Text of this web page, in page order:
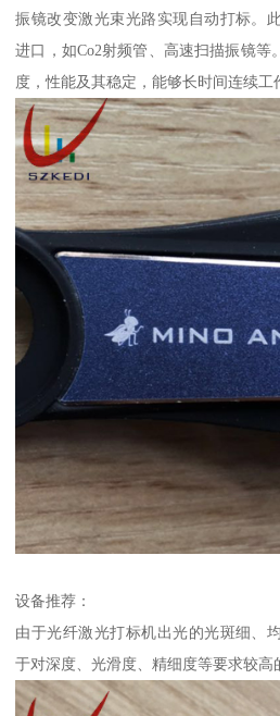
振镜改变激光束光路实现自动打标。
进口，如Co2射频管、高速扫描振镜等
度，性能及其稳定，能够长时间连续工
设备推荐：
由于光纤激光打标机出光的光斑细、
于对深度、光滑度、精细度等要求较高